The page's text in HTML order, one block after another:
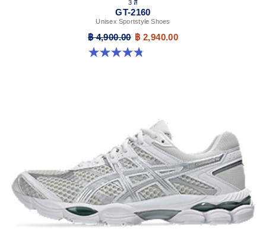
3 สี
GT-2160
Unisex Sportstyle Shoes
฿ 4,900.00 ฿ 2,940.00
4.8 จาก 5 ดาว 501 รีวิว